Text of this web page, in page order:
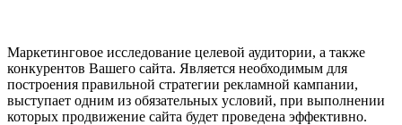
Маркетинговое исследование целевой аудитории, а также
конкурентов Вашего сайта. Является необходимым для
построения правильной стратегии рекламной кампании,
выступает одним из обязательных условий, при выполнении
которых продвижение сайта будет проведена эффективно.